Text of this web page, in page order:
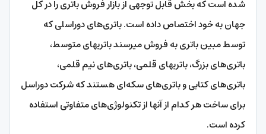
شده است که بخش قابل توجهی از بازار فروش باتری را در کل
جهان به خود اختصاص داده است. باتری‌های دوراسلی که
توسط مبین باتری به فروش می‎رسند باتری‎های متوسط،
باتری‌های بزرگ، باتری‎های قلمی، باتری‌های نیم قلمی،
باتری‌های کتابی و باتری‌های سکه‌ای هستند که شرکت دوراسل
برای ساخت هر کدام از آن‎ها از تکنولوژی‌های متفاوتی استفاده
کرده است.